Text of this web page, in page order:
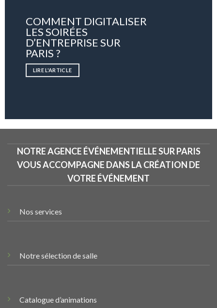
COMMENT DIGITALISER
LES SOIRÉES
D’ENTREPRISE SUR
PARIS ?
LIRE L'ARTICLE
NOTRE AGENCE ÉVÉNEMENTIELLE SUR PARIS
VOUS ACCOMPAGNE DANS LA CRÉATION DE
VOTRE ÉVÉNEMENT
Nos services
Notre sélection de salle
Catalogue d’animations